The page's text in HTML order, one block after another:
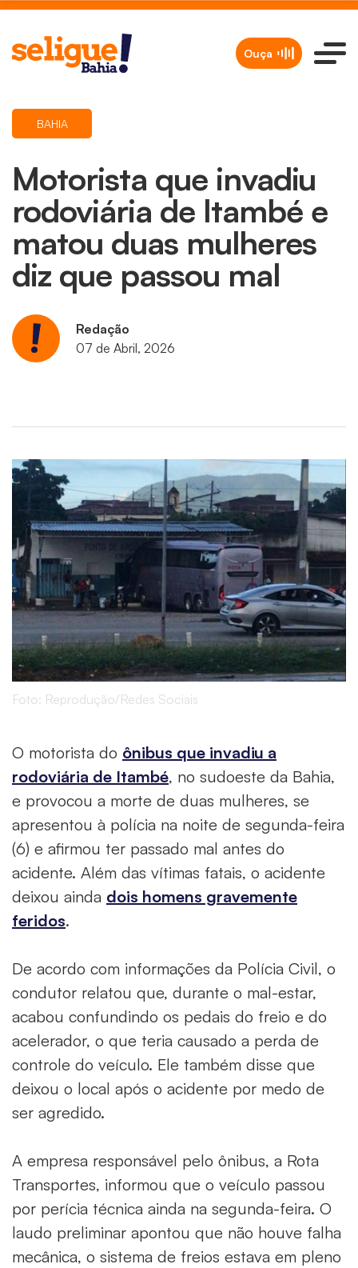
Ouça
Motorista que invadiu
rodoviária de Itambé e
matou duas mulheres
diz que passou mal
BAHIA
Redação
07 de Abril, 2026
Foto: Reprodução/Redes Sociais
O motorista do ônibus que invadiu a
rodoviária de Itambé, no sudoeste da Bahia,
e provocou a morte de duas mulheres, se
apresentou à polícia na noite de segunda-feira
(6) e afirmou ter passado mal antes do
acidente. Além das vítimas fatais, o acidente
deixou ainda dois homens gravemente
feridos.
De acordo com informações da Polícia Civil, o
condutor relatou que, durante o mal-estar,
acabou confundindo os pedais do freio e do
acelerador, o que teria causado a perda de
controle do veículo. Ele também disse que
deixou o local após o acidente por medo de
ser agredido.
A empresa responsável pelo ônibus, a Rota
Transportes, informou que o veículo passou
por perícia técnica ainda na segunda-feira. O
laudo preliminar apontou que não houve falha
mecânica, o sistema de freios estava em pleno